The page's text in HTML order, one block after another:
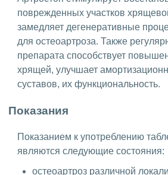
поврежденных участков
замедляет дегенеративные
для остеоартроза. Также
препарата способствует
хрящей, улучшает
суставов, их функциональность.
Показания
Показанием к употреблению
являются следующие состояния:
остеоартроз различной